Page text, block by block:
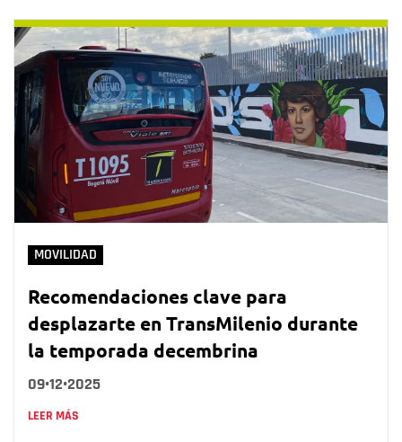
MOVILIDAD
Recomendaciones clave para
desplazarte en TransMilenio durante
la temporada decembrina
09•12•2025
LEER MÁS